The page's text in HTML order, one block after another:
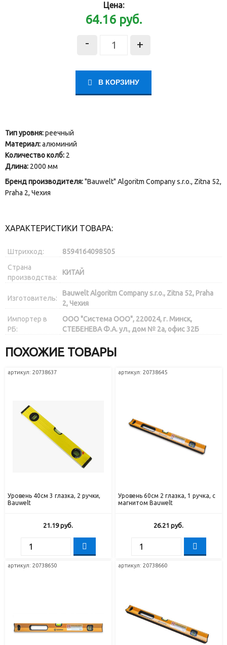
Цена:
64.16 руб.
- +
В КОРЗИНУ
Тип уровня:реечный
Материал:алюминий
Количество колб: 2
Длина: 2000 мм
Бренд производителя:"Bauwelt" Algoritm Company s.r.o., Zitna 52,
Praha 2, Чехия
ХАРАКТЕРИСТИКИ ТОВАРА:
Штрихкод:
8594164098505
Страна
производства:
КИТАЙ
Изготовитель:
Bauwelt Algoritm Company s.r.o., Zitna 52, Praha
2, Чехия
Импортер в
РБ:
ООО "Система ООО", 220024, г. Минск,
СТЕБЕНЕВА Ф.А. ул., дом № 2а, офис 32Б
ПОХОЖИЕ ТОВАРЫ
артикул: 20738637
Уровень 40см 3 глазка, 2 ручки,
Bauwelt
21.19руб.
артикул: 20738645
Уровень 60см 2 глазка, 1 ручка, с
магнитом Bauwelt
26.21 руб.
артикул: 20738650 артикул: 20738660